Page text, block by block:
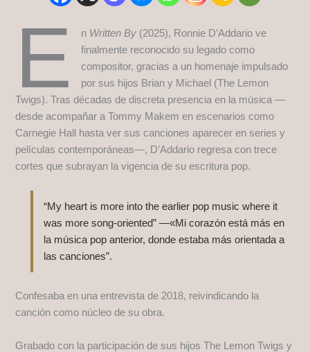
E n Written By(2025), Ronnie D’Addario ve
finalmente reconocido su legado como
compositor, gracias a un homenaje impulsado
por sus hijos Brian y Michael (The Lemon
Twigs). Tras décadas de discreta presencia en la música —
desde acompañar a Tommy Makem en escenarios como
Carnegie Hall hasta ver sus canciones aparecer en series y
películas contemporáneas—, D’Addario regresa con trece
cortes que subrayan la vigencia de su escritura pop.
“My heart is more into the earlier pop music where it
was more song-oriented” —«Mi corazón está más en
la música pop anterior, donde estaba más orientada a
las canciones”.
Confesaba en una entrevista de 2018, reivindicando la
canción como núcleo de su obra.
Grabado con la participación de sus hijos The Lemon Twigs y